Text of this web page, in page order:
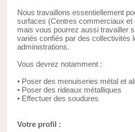
Nous travaillons essentiellement
surfaces (Centres commerciaux et
mais vous pourrez aussi travailler
variés confiés par des collectivités
administrations.
Vous devrez notamment :
• Poser des menuiseries métal et
• Poser des rideaux métalliques
• Effectuer des soudures
Votre profil :